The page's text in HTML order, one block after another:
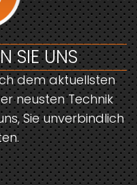
SIE UNS
dem aktuellsten
neusten Technik
Sie unverbindlich